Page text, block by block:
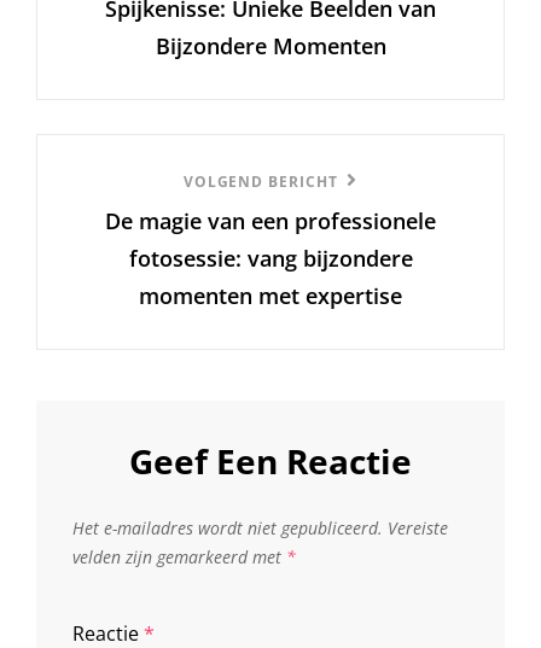
Spijkenisse: Unieke Beelden van
Bijzondere Momenten
Bericht
VOLGEND BERICHT
De magie van een professionele
fotosessie: vang bijzondere
momenten met expertise
Geef Een Reactie
Het e-mailadres wordt niet gepubliceerd. Vereiste
velden zijn gemarkeerd met *
Reactie*